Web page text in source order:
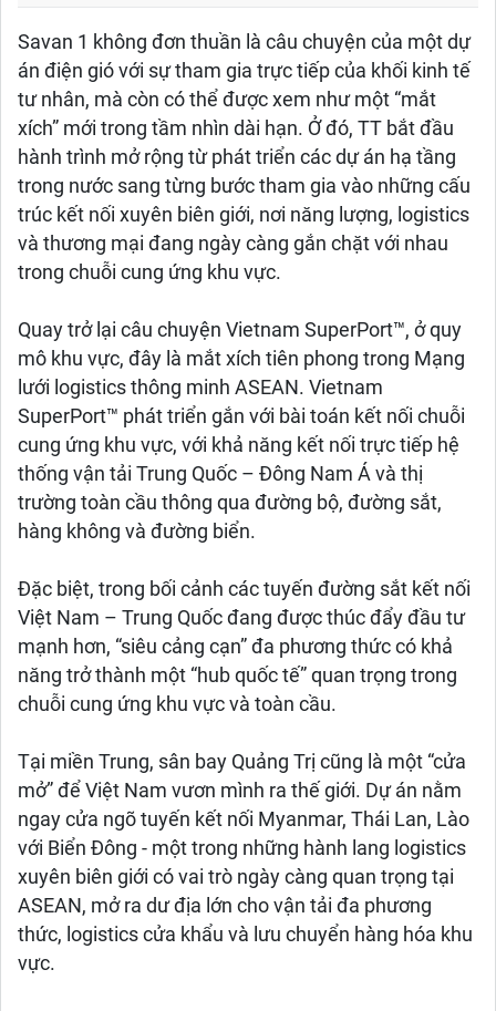
Savan 1 không đơn thuần là câu chuyện của một dự
án điện gió với sự tham gia trực tiếp của khối kinh tế
tư nhân, mà còn có thể được xem như một “mắt
xích” mới trong tầm nhìn dài hạn. Ở đó, TT bắt đầu
hành trình mở rộng từ phát triển các dự án hạ tầng
trong nước sang từng bước tham gia vào những cấu
trúc kết nối xuyên biên giới, nơi năng lượng, logistics
và thương mại đang ngày càng gắn chặt với nhau
trong chuỗi cung ứng khu vực.
Quay trở lại câu chuyện Vietnam SuperPort™, ở quy
mô khu vực, đây là mắt xích tiên phong trong Mạng
lưới logistics thông minh ASEAN. Vietnam
SuperPort™ phát triển gắn với bài toán kết nối chuỗi
cung ứng khu vực, với khả năng kết nối trực tiếp hệ
thống vận tải Trung Quốc – Đông Nam Á và thị
trường toàn cầu thông qua đường bộ, đường sắt,
hàng không và đường biển.
Đặc biệt, trong bối cảnh các tuyến đường sắt kết nối
Việt Nam – Trung Quốc đang được thúc đẩy đầu tư
mạnh hơn, “siêu cảng cạn” đa phương thức có khả
năng trở thành một “hub quốc tế” quan trọng trong
chuỗi cung ứng khu vực và toàn cầu.
Tại miền Trung, sân bay Quảng Trị cũng là một “cửa
mở” để Việt Nam vươn mình ra thế giới. Dự án nằm
ngay cửa ngõ tuyến kết nối Myanmar, Thái Lan, Lào
với Biển Đông - một trong những hành lang logistics
xuyên biên giới có vai trò ngày càng quan trọng tại
ASEAN, mở ra dư địa lớn cho vận tải đa phương
thức, logistics cửa khẩu và lưu chuyển hàng hóa khu
vực.